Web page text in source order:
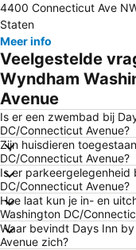
Smithsonian National Air and Space
Lincoln Memorial
Pennsylvania Avenue
White House Easter
Chinatown
Dulles Town Center
United States National
Ronald Reagan Building and International
Washington
US Supreme Court
Port of Washington
4400 Connecticut Ave
Staten
Meer info
Veelgestelde
Wyndham
Avenue
Is er een zwembad bij
DC/Connecticut Avenue?
Zijn huisdieren
DC/Connecticut Avenue?
Is er parkeergelegenheid
DC/Connecticut Avenue?
Hoe laat kun je in- en
Washington DC/
Waar bevindt Days Inn
Avenue zich?